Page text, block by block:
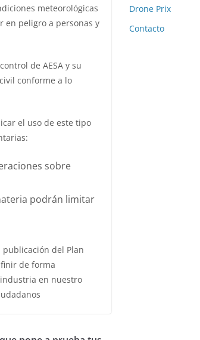
meteorológicas
en peligro a personas y
de AESA y su
conforme a lo
el uso de este tipo
sobre
podrán limitar
del Plan
de forma
en nuestro
Drone Prix
Contacto